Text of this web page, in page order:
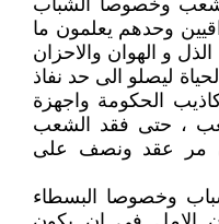
الشعب وخصوصا الشباب
وحدهم يعلمون ما
و الهوان والاحزان
ليصلو الى حد نفاذ
الحكومة واجهزة
، حتى فقد الشعب
ان مر عقد ونصف على
وخصوصا البسطاء